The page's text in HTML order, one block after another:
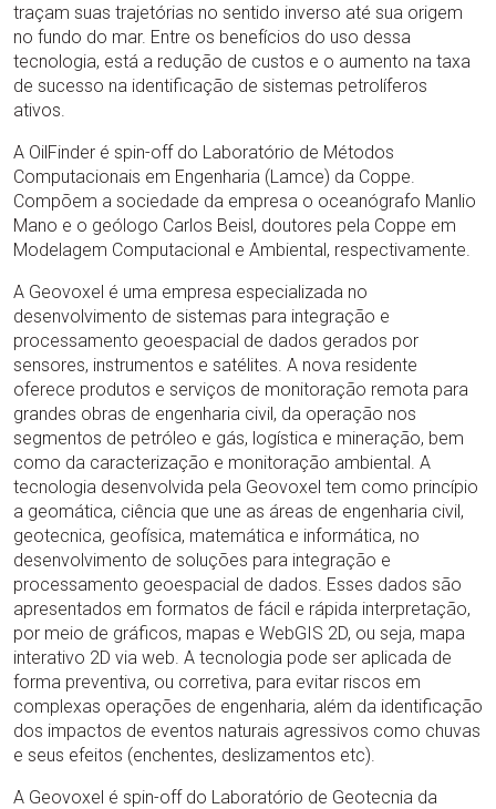
traçam suas trajetórias no sentido inverso até sua origem
no fundo do mar. Entre os benefícios do uso dessa
tecnologia, está a redução de custos e o aumento na taxa
de sucesso na identificação de sistemas petrolíferos
ativos.
A OilFinder é spin-off do Laboratório de Métodos
Computacionais em Engenharia (Lamce) da Coppe.
Compõem a sociedade da empresa o oceanógrafo Manlio
Mano e o geólogo Carlos Beisl, doutores pela Coppe em
Modelagem Computacional e Ambiental, respectivamente.
A Geovoxel é uma empresa especializada no
desenvolvimento de sistemas para integração e
processamento geoespacial de dados gerados por
sensores, instrumentos e satélites. A nova residente
oferece produtos e serviços de monitoração remota para
grandes obras de engenharia civil, da operação nos
segmentos de petróleo e gás, logística e mineração, bem
como da caracterização e monitoração ambiental. A
tecnologia desenvolvida pela Geovoxel tem como princípio
a geomática, ciência que une as áreas de engenharia civil,
geotecnica, geofísica, matemática e informática, no
desenvolvimento de soluções para integração e
processamento geoespacial de dados. Esses dados são
apresentados em formatos de fácil e rápida interpretação,
por meio de gráficos, mapas e WebGIS 2D, ou seja, mapa
interativo 2D via web. A tecnologia pode ser aplicada de
forma preventiva, ou corretiva, para evitar riscos em
complexas operações de engenharia, além da identificação
dos impactos de eventos naturais agressivos como chuvas
e seus efeitos (enchentes, deslizamentos etc).
A Geovoxel é spin-off do Laboratório de Geotecnia da